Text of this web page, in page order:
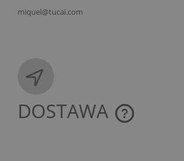
miquel@tucai.com
DOSTAWA
CENA NIE ZAWIERA EWENTUALNYCH